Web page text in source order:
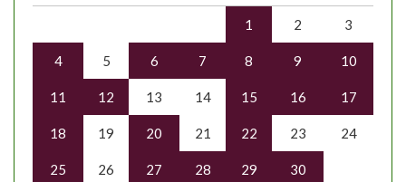
1 2 3
4 5 6 7 8 9 10
11 12 13 14 15 16 17
18 19 20 21 22 23 24
25 26 27 28 29
30